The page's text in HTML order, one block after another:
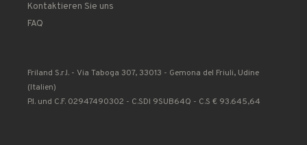
Kontaktieren Sie uns
FAQ
Friland S.r.l. - Via Taboga 307, 33013 - Gemona del Friuli, Udine
(Italien)
P.I. und C.F. 02947490302 - C.SDI 9SUB64Q - C.S € 93.645,64